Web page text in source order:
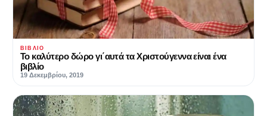
ΒΙΒΛΊΟ
Το καλύτερο δώρο γι΄αυτά τα Χριστούγεννα είναι ένα
βιβλίο
19 Δεκεμβρίου, 2019